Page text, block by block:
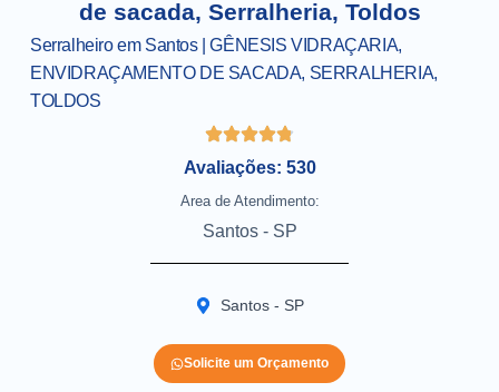
de sacada, Serralheria, Toldos
Serralheiro em Santos | GÊNESIS VIDRAÇARIA,
ENVIDRAÇAMENTO DE SACADA, SERRALHERIA,
TOLDOS
Avaliações: 530
Area de Atendimento:
Santos - SP
Santos - SP
Solicite um Orçamento